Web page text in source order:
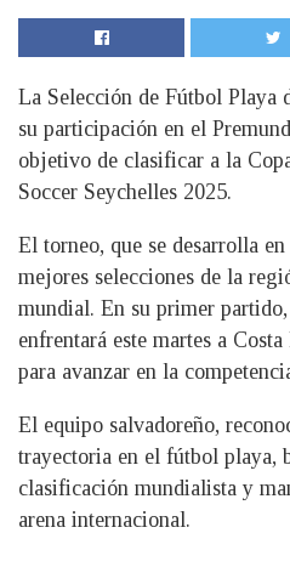
La Selección de Fútbol Playa
su participación en el
objetivo de clasificar a la
Soccer Seychelles 2025.
El torneo, que se desarrolla
mejores selecciones de la
mundial. En su primer
enfrentará este martes a
para avanzar en la
El equipo salvadoreño,
trayectoria en el fútbol playa,
clasificación mundialista y
arena internacional.